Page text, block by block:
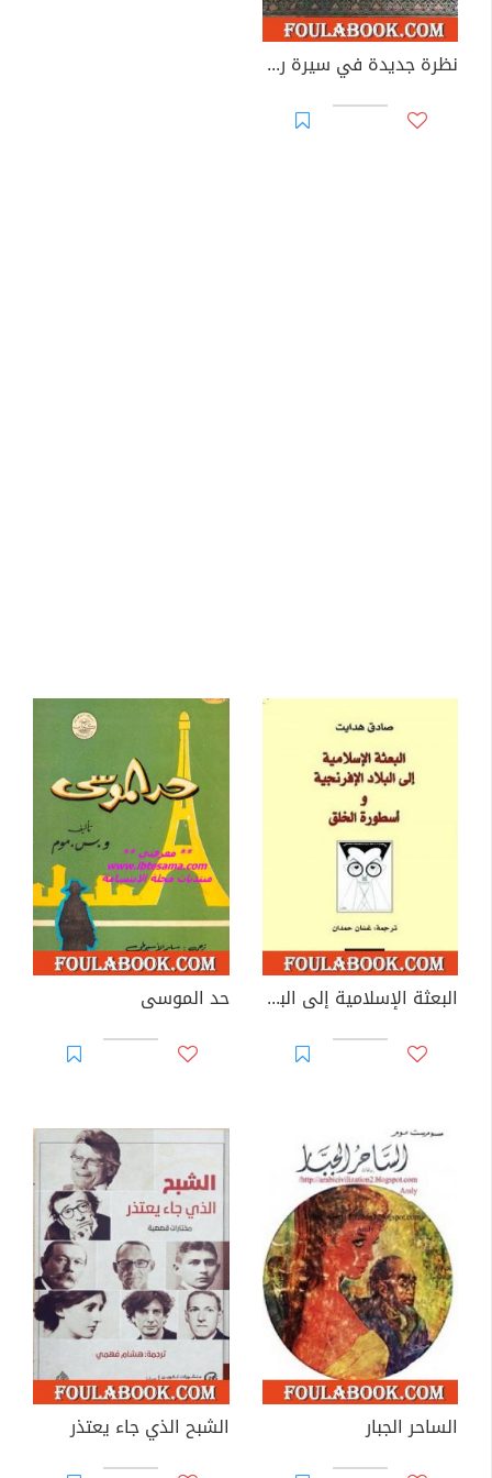
نظرة جديدة في سيرة رسول الله
البعثة الإسلامية إلى البلاد الأفرنجية و أسطورة الخلق حد الموسى
الساحر الجبار الشبح الذي جاء يعتذر